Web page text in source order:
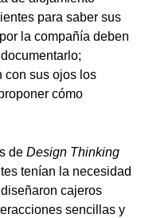
para saber sus
la compañía deben
con sus ojos los
cómo
de Design Thinking
tenían la necesidad
cajeros
sencillas y